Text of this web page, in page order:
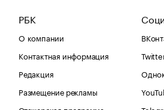
РБК
О компании
Контактная информация
Редакция
Размещение рекламы